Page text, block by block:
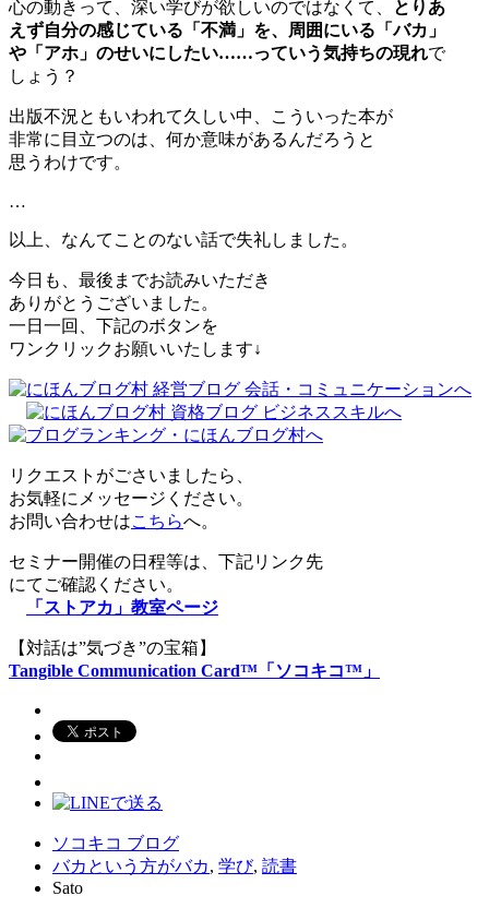
心の動きって、深い学びが欲しいのではなくて、
とりあ
えず自分の感じている「不満」を、周囲にいる「バカ」
や「アホ」のせいにしたい……っていう気持ちの現れで
しょう？
出版不況ともいわれて久しい中、こういった本が
非常に目立つのは、何か意味があるんだろうと
思うわけです。
…
以上、なんてことのない話で失礼しました。
今日も、最後までお読みいただき
ありがとうございました。
一日一回、下記のボタンを
ワンクリックお願いいたします↓
リクエストがごさいましたら、
お気軽にメッセージください。
お問い合わせはこちらへ。
セミナー開催の日程等は、下記リンク先
にてご確認ください。
「ストアカ」教室ページ
【対話は”気づき”の宝箱】
Tangible Communication Card™「ソコキコ™」
ソコキコ ブログ
バカという方がバカ, 学び, 読書
Sato